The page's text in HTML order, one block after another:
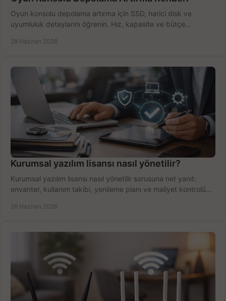
Oyun konsolu depolama artırma için SSD, harici disk ve
uyumluluk detaylarını öğrenin. Hız, kapasite ve bütçe
28 Haziran 2026
Kurumsal yazılım lisansı nasıl yönetilir?
Kurumsal yazılım lisansı nasıl yönetilir sorusuna net yanıt:
envanter, kullanım takibi, yenileme planı ve maliyet kontrolü
26 Haziran 2026